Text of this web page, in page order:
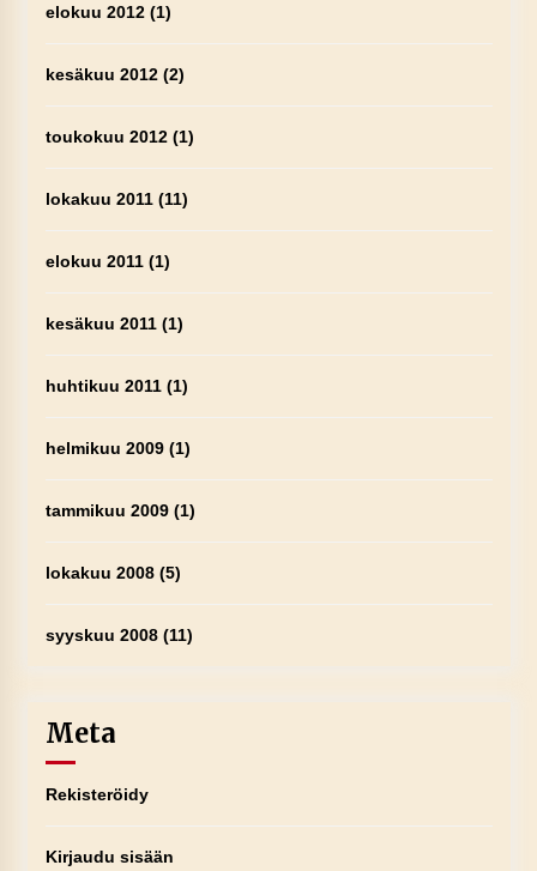
elokuu 2012(1)
kesäkuu 2012(2)
toukokuu 2012(1)
lokakuu 2011(11)
elokuu 2011(1)
kesäkuu 2011(1)
huhtikuu 2011(1)
helmikuu 2009(1)
tammikuu 2009(1)
lokakuu 2008(5)
syyskuu 2008(11)
Meta
Rekisteröidy
Kirjaudu sisään